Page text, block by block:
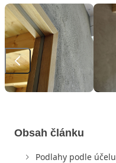
Obsah článku
Podlahy podle účelu